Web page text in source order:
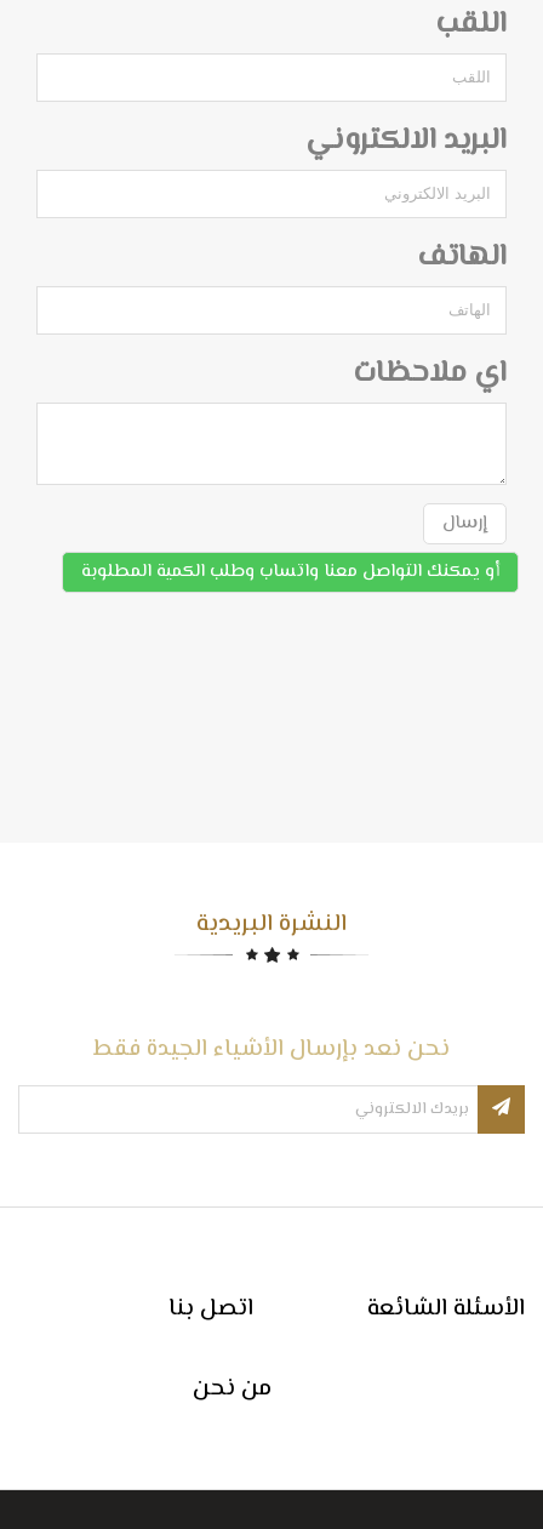
اللقب
البريد الالكتروني
الهاتف
اي ملاحظات
إرسال
أو يمكنك التواصل معنا واتساب وطلب الكمية المطلوبة
النشرة البريدية
نحن نعد بإرسال الأشياء الجيدة فقط
اتصل بنا الأسئلة الشائعة
من نحن